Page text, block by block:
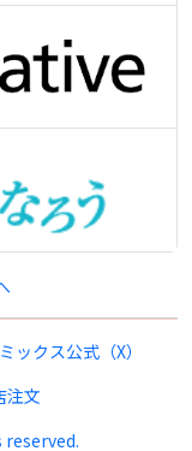
ックス公式（X）
注文